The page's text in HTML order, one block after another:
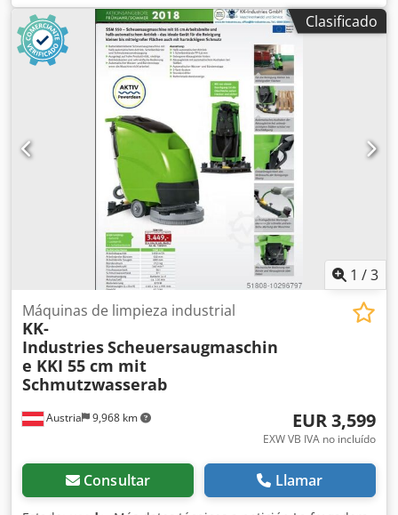
acoplamiento Número de etapas de la caja de cambios: 4
Relación de transmisión: 185,63:1 Par de torsión
transmisible: 131.300 Nm Velocidad de rotación n1 máx.:
1485 rpm Velocidad de rotación n2: 8 rpm Diámetro del eje
D1: 80 mm Diámetro del eje D2: 220 mm 3500 kg sin motor
eléctrico Dimensiones: Longitud: 2000 mm Anchura: 800
mm Altura: 1000 mm Para el eje/tubo: Diámetro del eje:
560 mm Dcjdpoh Rrtnsfx Ab Uek Grosor de la pared del
tubo: 35 mm Distancia entre apoyos: 10000 mm El eje
puede acortarse a voluntad mediante los bujes
atornillados. Es posible soldar sin problemas al tubo, ya
que tiene un grosor de pared de 35 mm.
Clasificado
1 /3
Austria 9,968 km
Máquinas de limpieza industrial
KK-
IndustriesScheuersaugmaschin
e KKI 55 cm mit
Schmutzwasserab
EUR 3,599
EXW VB IVA no incluído
Consultar Llamar